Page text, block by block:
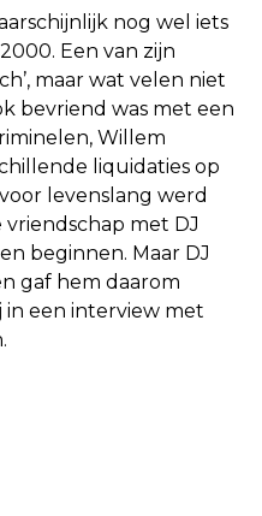
nog wel iets
Een van zijn
maar wat velen niet
bevriend was met een
Willem
liquidaties op
levenslang werd
met DJ
beginnen. Maar DJ
gaf hem daarom
in een interview met